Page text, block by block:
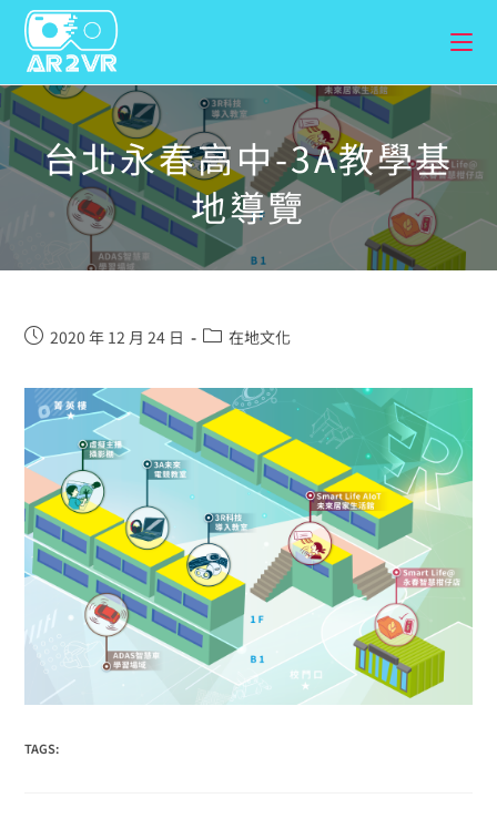
台北永春高中-3A教學基
地導覽
2020 年 12 月 24 日 在地文化
TAGS: